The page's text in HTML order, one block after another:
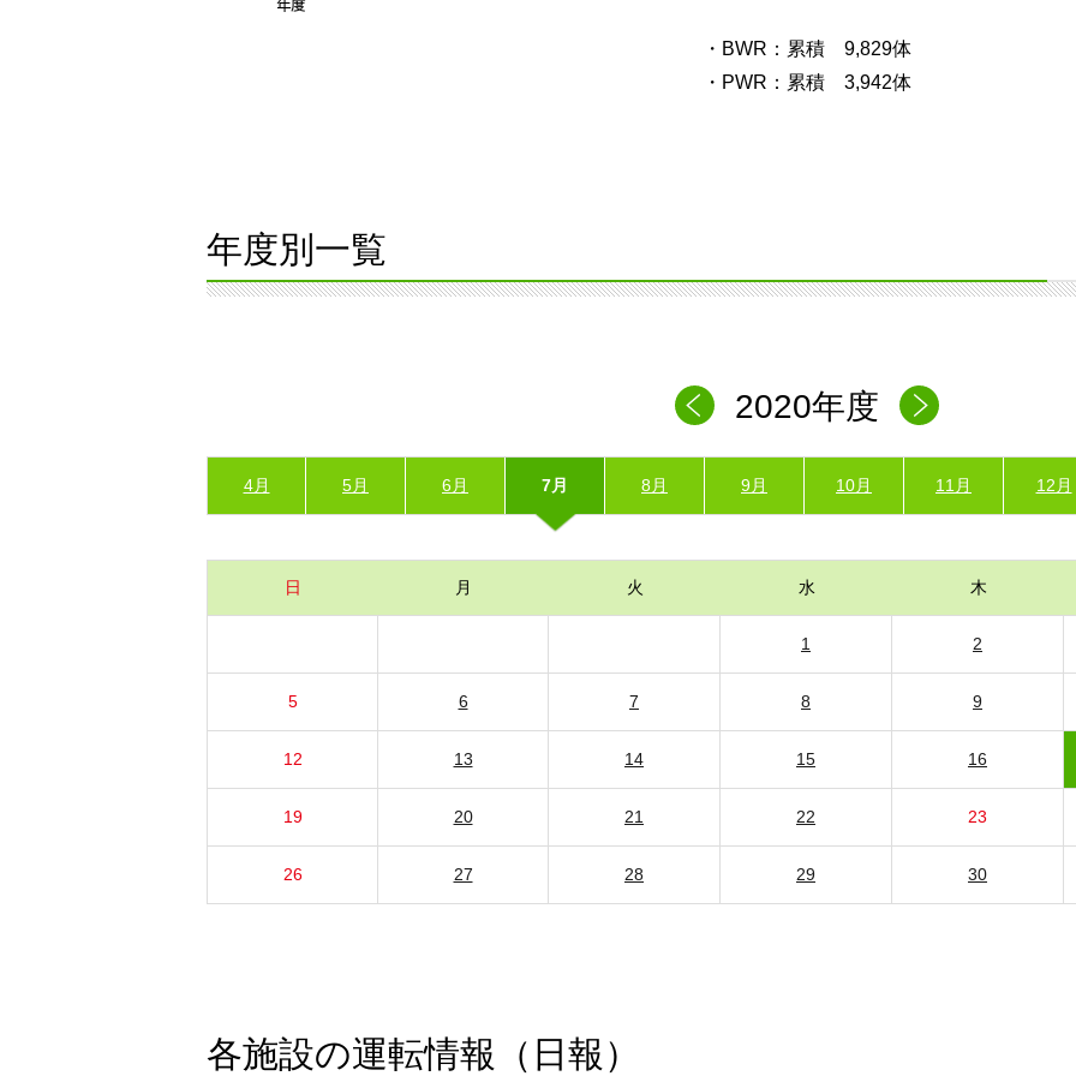
・BWR：累積 9,829体
・PWR：累積 3,942体
年度別一覧
2020年度
4月 5月 6月 7月 8月 9月 10月 11月 12月
日 月 火 水 木
1 2
5 6 7 8 9
12 13 14 15 16
19 20 21 22 23
26 27 28 29 30
各施設の運転情報（日報）